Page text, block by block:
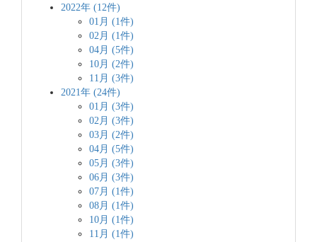
2022年 (12件)
01月 (1件)
02月 (1件)
04月 (5件)
10月 (2件)
11月 (3件)
2021年 (24件)
01月 (3件)
02月 (3件)
03月 (2件)
04月 (5件)
05月 (3件)
06月 (3件)
07月 (1件)
08月 (1件)
10月 (1件)
11月 (1件)